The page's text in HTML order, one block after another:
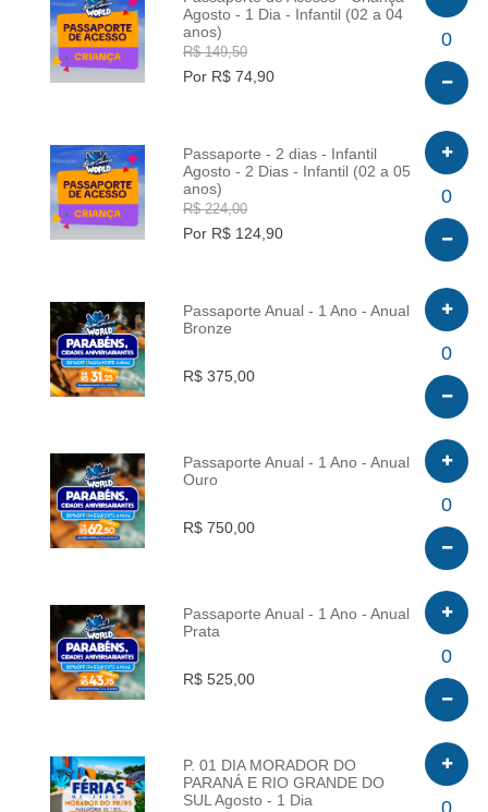
INFO
Agosto - 1 Dia - Infantil (02 a 04
anos)
R$ 149,50
Por R$ 74,90
0
INFO
Passaporte - 2 dias - Infantil
Agosto - 2 Dias - Infantil (02 a 05
anos)
R$ 224,00
Por R$ 124,90
0
INFO
Passaporte Anual - 1 Ano - Anual
Bronze
R$ 375,00
0
INFO
Passaporte Anual - 1 Ano - Anual
Ouro
R$ 750,00
0
INFO
Passaporte Anual - 1 Ano - Anual
Prata
R$ 525,00
0
INFO
P. 01 DIA MORADOR DO
PARANÁ E RIO GRANDE DO
SUL Agosto - 1 Dia
0